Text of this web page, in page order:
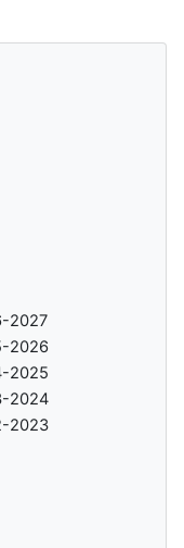
2027
2026
2025
2024
2023